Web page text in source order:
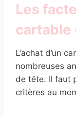
Les
cartable
L’achat d’un
nombreuses
de tête. Il faut
critères au